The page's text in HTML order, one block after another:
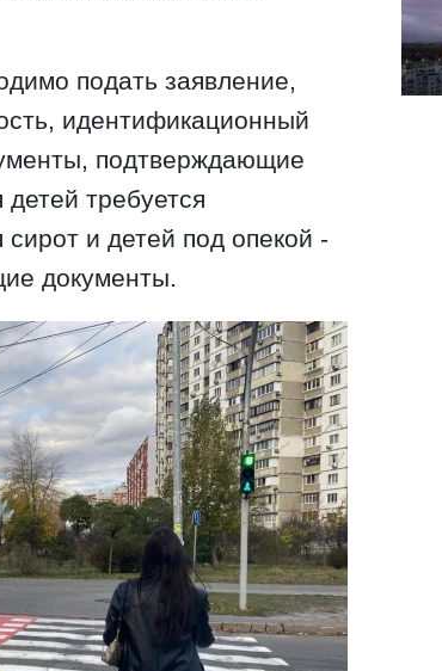
подать заявление,
идентификационный
подтверждающие
требуется
и детей под опекой -
документы.